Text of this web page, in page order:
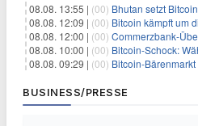
08.08. 13:55 | (00) Bhutan setzt Bitcoin-
08.08. 12:09 | (00) Bitcoin kämpft um die Marke
08.08. 12:00 | (00) Commerzbank-Übernahme: Wie
08.08. 10:00 | (00) Bitcoin-Schock: Während
08.08. 09:29 | (00) Bitcoin-Bärenmarkt vorbei? Top-
BUSINESS/PRESSE